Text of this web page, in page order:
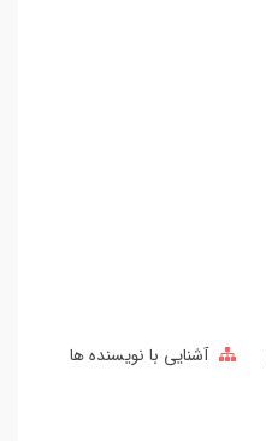
آشنایی با نویسنده ها